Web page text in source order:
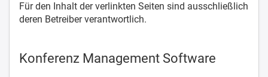
Für den Inhalt der verlinkten Seiten sind ausschließlich
deren Betreiber verantwortlich.
Konferenz Management Software